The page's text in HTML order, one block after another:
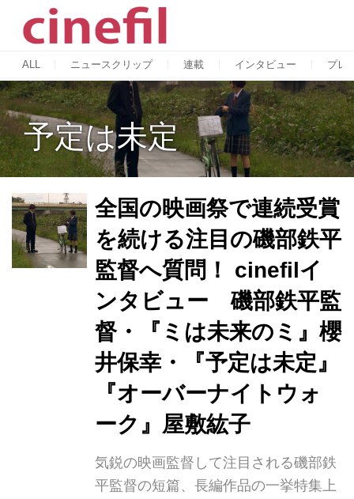
ALL ニュースクリップ 連載 インタビュー プレ
予定は未定
全国の映画祭で連続受賞
を続ける注目の磯部鉄平
監督へ質問！ cinefilイ
ンタビュー 磯部鉄平監
督・『ミは未来のミ』櫻
井保幸・『予定は未定』
『オーバーナイトウォ
ーク』屋敷紘子
気鋭の映画監督して注目される磯部鉄
平監督の短篇、長編作品の一挙特集上